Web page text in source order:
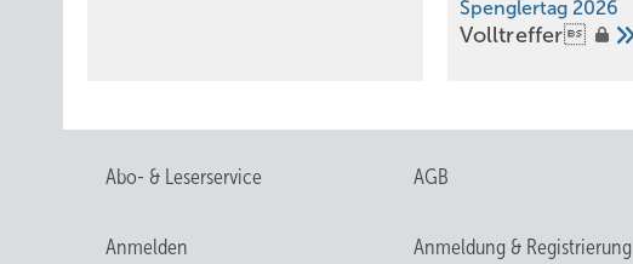
Spenglertag 2026
Volltreffer 
Abo- & Leserservice AGB
Anmelden Anmeldung & Registrierung